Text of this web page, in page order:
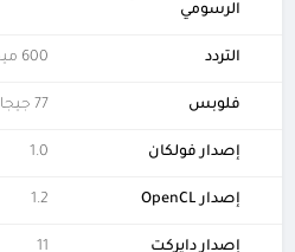
الرسومي
التردد 600 ميجاهرتز
فلوبس 77 جيجافلوبس
إصدار فولكان 1.0
إصدار OpenCL 1.2
إصدار دايركت 11